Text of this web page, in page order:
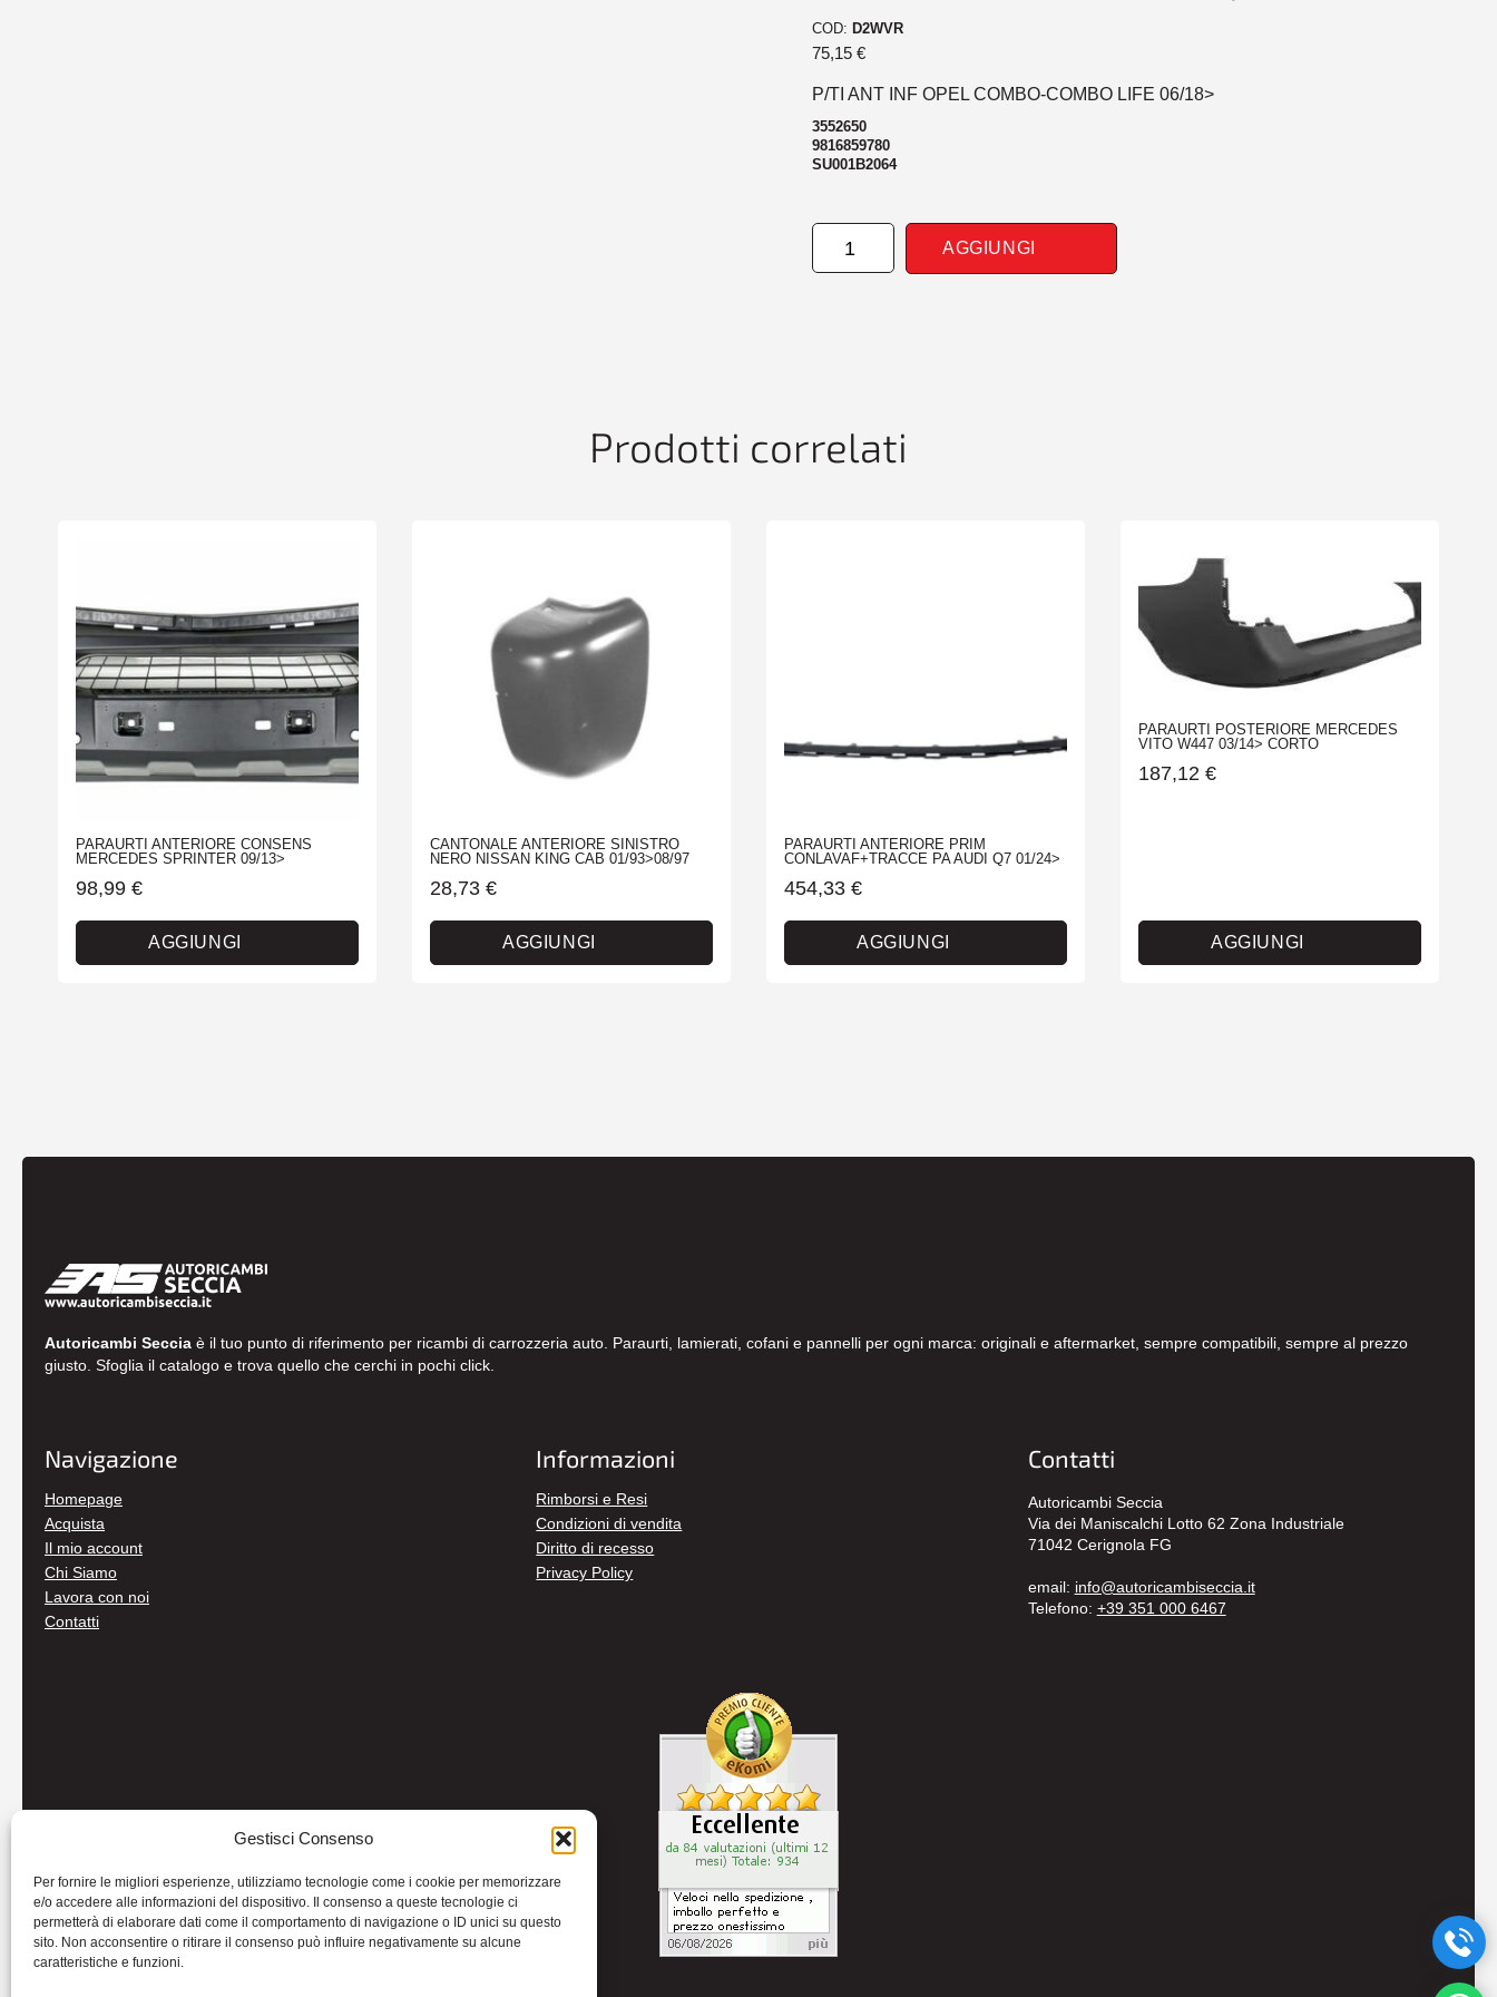
Gestisci Consenso
Per fornire le migliori esperienze, utilizziamo tecnologie come i cookie per memorizzare
e/o accedere alle informazioni del dispositivo. Il consenso a queste tecnologie ci
permetterà di elaborare dati come il comportamento di navigazione o ID unici su questo
sito. Non acconsentire o ritirare il consenso può influire negativamente su alcune
caratteristiche e funzioni.
COD: D2WVR
75,15 €
P/TI ANT INF OPEL COMBO-COMBO LIFE 06/18>
3552650
9816859780
SU001B2064
PARAURTI
ANTERIORE
AGGIUNGI
Prodotti correlati
PARAURTI ANTERIORE CONSENS
MERCEDES SPRINTER 09/13>
98,99 €
AGGIUNGI
CANTONALE ANTERIORE SINISTRO
NERO NISSAN KING CAB 01/93>08/97
28,73 €
AGGIUNGI
PARAURTI ANTERIORE PRIM
CONLAVAF+TRACCE PA AUDI Q7 01/24>
454,33 €
AGGIUNGI
PARAURTI POSTERIORE MERCEDES
VITO W447 03/14> CORTO
187,12 €
AGGIUNGI
Autoricambi Seccia è il tuo punto di riferimento per ricambi di carrozzeria auto. Paraurti, lamierati, cofani e pannelli per ogni marca: originali e aftermarket, sempre compatibili, sempre al prezzo
giusto. Sfoglia il catalogo e trova quello che cerchi in pochi click.
Navigazione
Homepage
Acquista
Il mio account
Chi Siamo
Lavora con noi
Contatti
Informazioni
Rimborsi e Resi
Condizioni di vendita
Diritto di recesso
Privacy Policy
Contatti
Autoricambi Seccia
Via dei Maniscalchi Lotto 62 Zona Industriale
71042 Cerignola FG
email: info@autoricambiseccia.it
Telefono: +39 351 000 6467